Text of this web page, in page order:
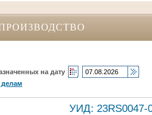
на дату
УИД: 23RS0047-